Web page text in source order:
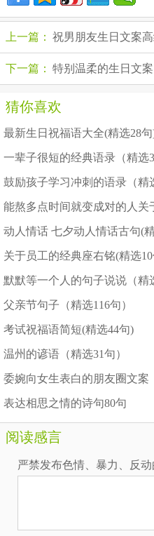
上一篇： 祝男朋友生日文案高
下一篇： 特别温柔的生日文案
猜你喜欢
最新生日祝福语大全(精选28
一辈子很短的经典语录（精选
鼓励孩子学习冲刺的语录（精
动人情话 七夕动人情话古句(
关于员工的经典座右铭(精选10
默默等一个人的句子说说（精
父亲节句子（精选116句）
考试祝福语简短(精选44句)
温州的谚语（精选31句）
委婉向女生表白的朋友圈文案
表达相思之情的诗句80句
阅读感言
严禁发布色情、暴力、反动